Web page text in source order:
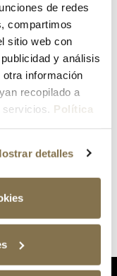
de redes
compartimos
sitio web con
y análisis
información
recopilado a
Política
detalles